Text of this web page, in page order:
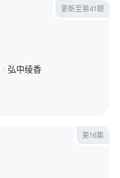
更新至第41期
/ 弘中绫香
第16集